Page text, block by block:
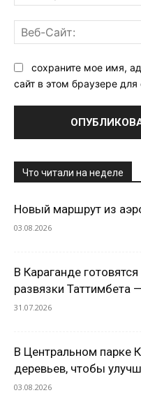
сохраните мое имя,
сайт в этом браузере
Что читали на неделе
Новый маршрут из
03.08.2026
В Караганде
развязки Таттимбета
31.07.2026
В Центральном парке
деревьев, чтобы
03.08.2026